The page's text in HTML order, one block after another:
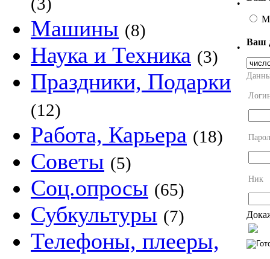
Машины (8)
Наука и Техника (3)
Праздники, Подарки
(12)
Работа, Карьера (18)
Советы (5)
Соц.опросы (65)
Субкультуры (7)
Телефоны, плееры,
•
•
Ваш
Ник